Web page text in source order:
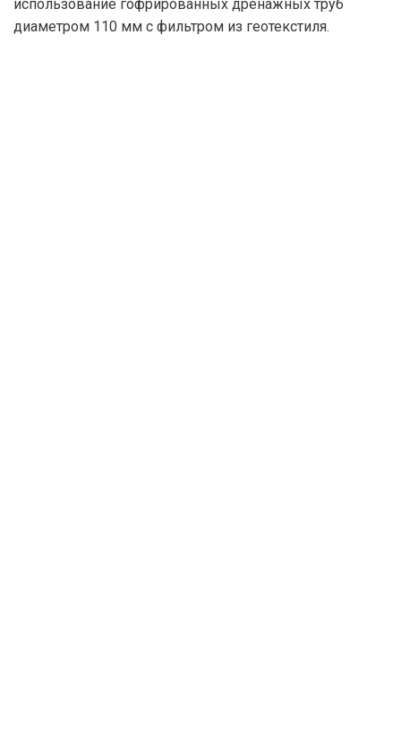
использование гофрированных дренажных труб
диаметром 110 мм с фильтром из геотекстиля.